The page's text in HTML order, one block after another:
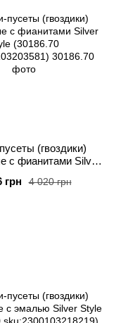
(гвоздики)
с фианитами Silver
4 020 грн
грн